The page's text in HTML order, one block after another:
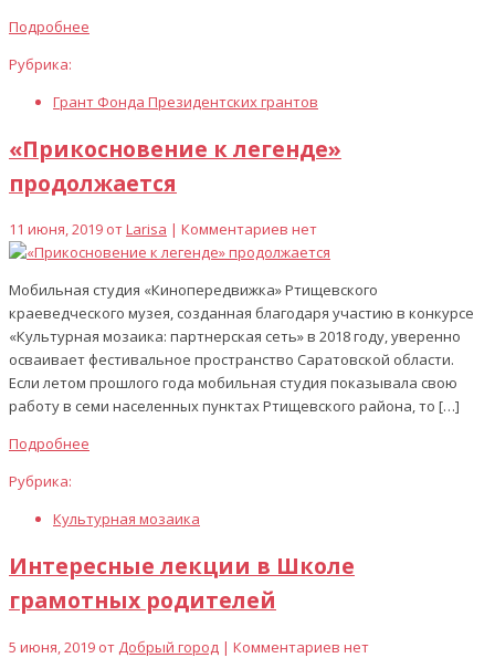
Подробнее
Рубрика:
Грант Фонда Президентских грантов
«Прикосновение к легенде»
продолжается
11 июня, 2019 отLarisa | Комментариев нет
Мобильная студия «Кинопередвижка» Ртищевского
краеведческого музея, созданная благодаря участию в конкурсе
«Культурная мозаика: партнерская сеть» в 2018 году, уверенно
осваивает фестивальное пространство Саратовской области.
Если летом прошлого года мобильная студия показывала свою
работу в семи населенных пунктах Ртищевского района, то […]
Подробнее
Рубрика:
Культурная мозаика
Интересные лекции в Школе
грамотных родителей
5 июня, 2019 от Добрый город | Комментариев нет